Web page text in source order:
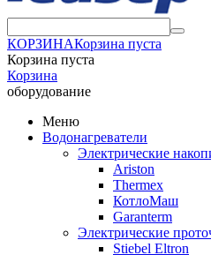
КОРЗИНАКорзина пуста
Корзина пуста
Корзина
оборудование
Меню
Водонагреватели
Электрические
Ariston
Thermex
КотлоМаш
Garanterm
Электрические
Stiebel Eltron